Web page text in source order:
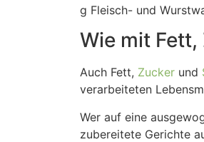
g Fleisch- und
Wie mit
Auch Fett, Zucker und
verarbeiteten
Wer auf eine
zubereitete Gerichte